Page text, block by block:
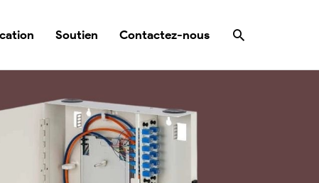
Soutien Contactez-nous Rechercher